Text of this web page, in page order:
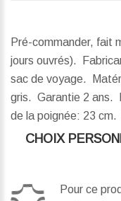
Pré-commander, fait
jours ouvrés).
sac de voyage.
gris. Garantie 2 ans.
de la poignée: 23 cm.
CHOIX
Pour ce